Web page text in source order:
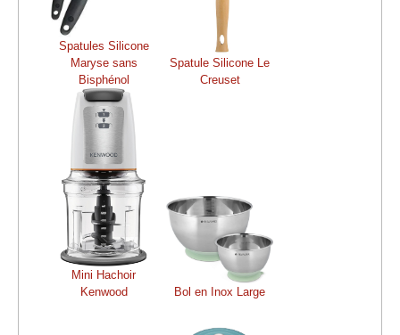
Spatules Silicone
Maryse sans
Bisphénol
Spatule Silicone Le
Creuset
Mini Hachoir
Kenwood
Bol en Inox Large